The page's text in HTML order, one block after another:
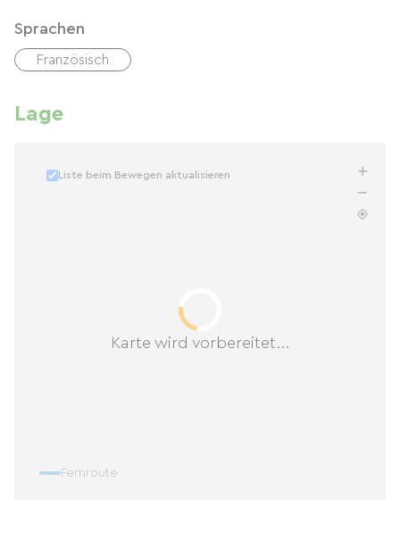
Sprachen
Französisch
Lage
Karte wird vorbereitet...
Liste beim Bewegen aktualisieren
Fernroute